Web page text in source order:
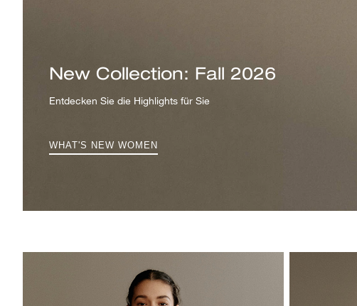
New Collection: Fall 2026
Entdecken Sie die Highlights für Sie
WHAT'S NEW WOMEN